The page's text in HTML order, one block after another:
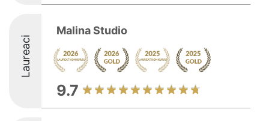
Laureaci
Malina Studio
9.7